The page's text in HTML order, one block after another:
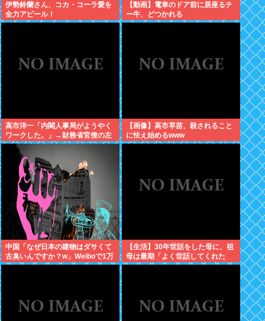
伊勢鈴蘭さん、コカ・コーラ愛を
全力アピール！
【動画】電車のドア前に居座るチ
ー牛、どつかれる
高市洋一「内閣人事局がようやく
ワークした。」→財務省官僚の左
遷記事を喜んでポスト
【画像】高市早苗、殺されること
に怯え始めるwww
中国「なぜ日本の建物はダサくて
古臭いんですか？w」Weiboで1万
いいね
【生活】30年世話をした母に、祖
母は最期「よく世話してくれた
ね。ずっと嫌いだったのが残念だ